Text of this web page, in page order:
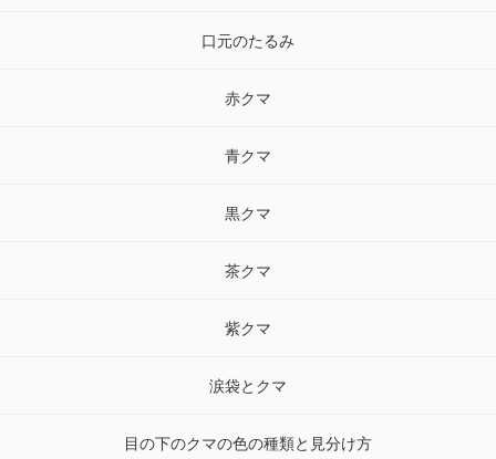
口元のたるみ
赤クマ
青クマ
黒クマ
茶クマ
紫クマ
涙袋とクマ
目の下のクマの色の種類と見分け方